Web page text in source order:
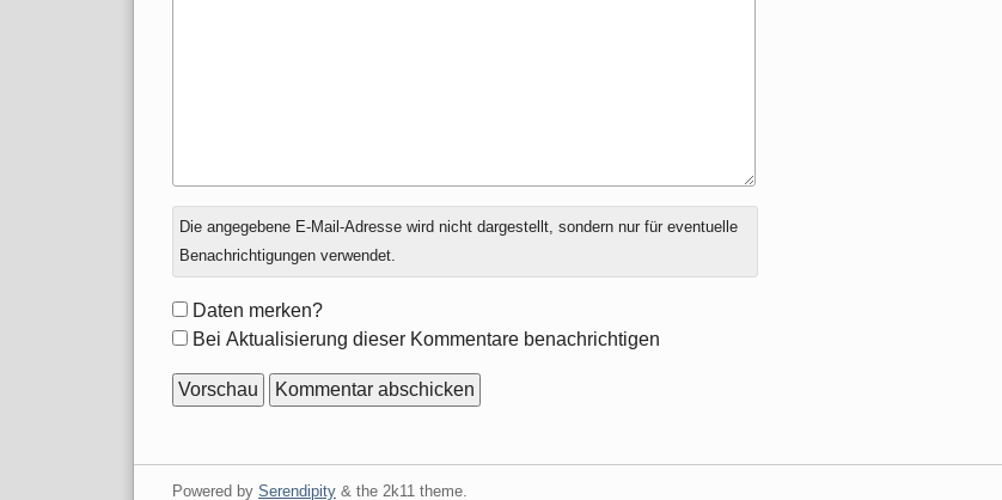
Antwort
zu
Die angegebene E-Mail-Adresse wird nicht dargestellt, sondern nur für eventuelle
Benachrichtigungen verwendet.
Formular-
Optionen
Daten merken?
Bei Aktualisierung dieser Kommentare benachrichtigen
Powered by Serendipity& the 2k11 theme.